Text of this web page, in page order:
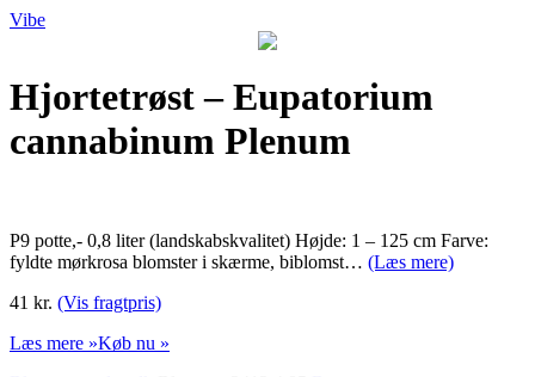
Vibe
Hjortetrøst – Eupatorium
cannabinum Plenum
P9 potte,- 0,8 liter (landskabskvalitet) Højde: 1 – 125 cm Farve:
fyldte mørkrosa blomster i skærme, biblomst… (Læs mere)
41 kr. (Vis fragtpris)
Læs mere »Køb nu »